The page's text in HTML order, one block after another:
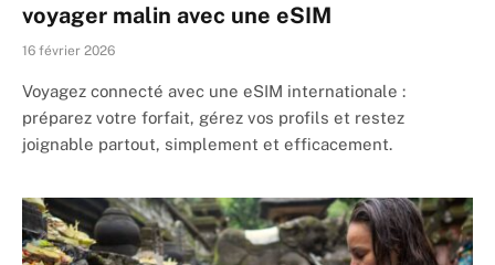
voyager malin avec une eSIM
16 février 2026
Voyagez connecté avec une eSIM internationale :
préparez votre forfait, gérez vos profils et restez
joignable partout, simplement et efficacement.